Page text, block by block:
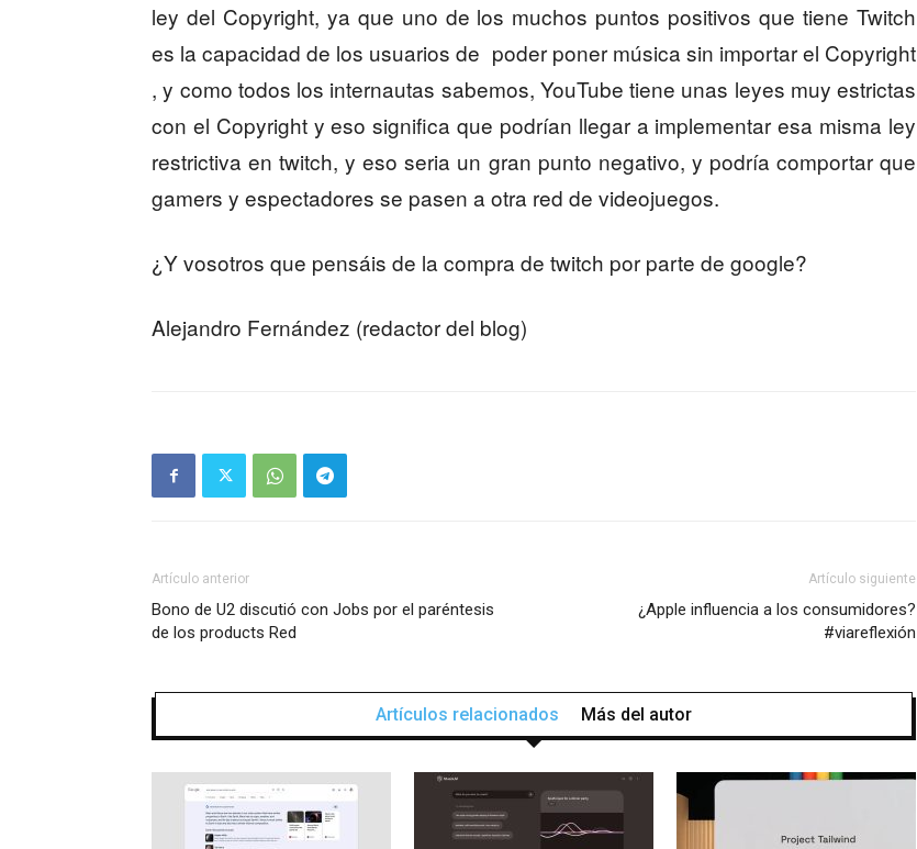
ley del Copyright, ya que uno de los muchos puntos positivos que tiene Twitch
es la capacidad de los usuarios de poder poner música sin importar el Copyright
, y como todos los internautas sabemos, YouTube tiene unas leyes muy estrictas
con el Copyright y eso significa que podrían llegar a implementar esa misma ley
restrictiva en twitch, y eso seria un gran punto negativo, y podría comportar que
gamers y espectadores se pasen a otra red de videojuegos.
¿Y vosotros que pensáis de la compra de twitch por parte de google?
Alejandro Fernández (redactor del blog)
Artículo anterior
Bono de U2 discutió con Jobs por el paréntesis
de los products Red
Artículo siguiente
¿Apple influencia a los consumidores?
#viareflexión
Artículos relacionados Más del autor